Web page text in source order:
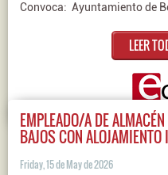
Convoca: Ayuntamiento de
LEER
EMPLEADO/A DE
BAJOS CON
Friday, 15 de May de 2026